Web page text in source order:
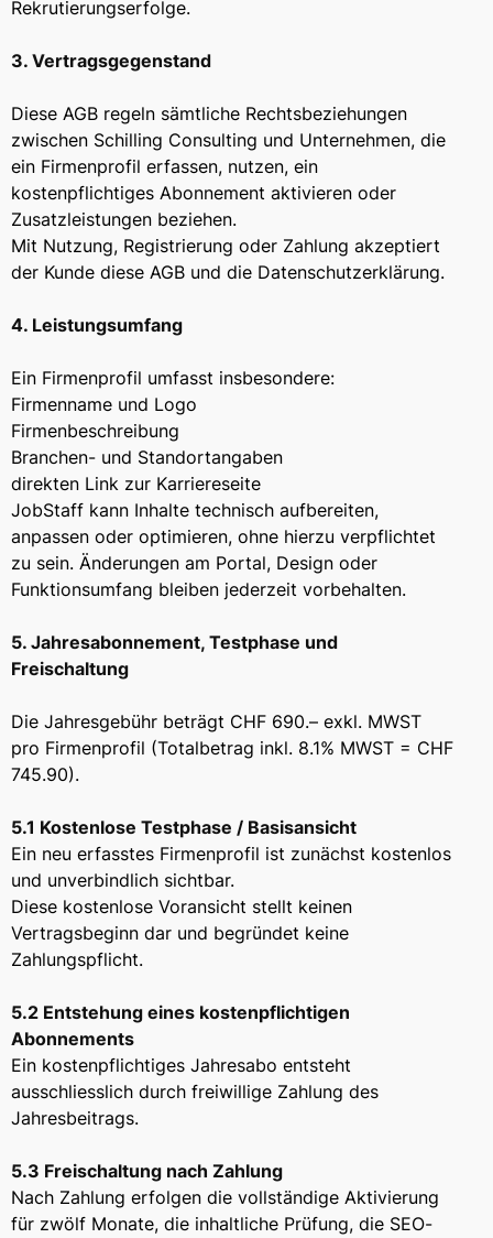
Rekrutierungserfolge.
3. Vertragsgegenstand
Diese AGB regeln sämtliche Rechtsbeziehungen
zwischen Schilling Consulting und Unternehmen, die
ein Firmenprofil erfassen, nutzen, ein
kostenpflichtiges Abonnement aktivieren oder
Zusatzleistungen beziehen.
Mit Nutzung, Registrierung oder Zahlung akzeptiert
der Kunde diese AGB und die Datenschutzerklärung.
4. Leistungsumfang
Ein Firmenprofil umfasst insbesondere:
Firmenname und Logo
Firmenbeschreibung
Branchen- und Standortangaben
direkten Link zur Karriereseite
JobStaff kann Inhalte technisch aufbereiten,
anpassen oder optimieren, ohne hierzu verpflichtet
zu sein. Änderungen am Portal, Design oder
Funktionsumfang bleiben jederzeit vorbehalten.
5. Jahresabonnement, Testphase und
Freischaltung
Die Jahresgebühr beträgt CHF 690.– exkl. MWST
pro Firmenprofil (Totalbetrag inkl. 8.1% MWST = CHF
745.90).
5.1 Kostenlose Testphase / Basisansicht
Ein neu erfasstes Firmenprofil ist zunächst kostenlos
und unverbindlich sichtbar.
Diese kostenlose Voransicht stellt keinen
Vertragsbeginn dar und begründet keine
Zahlungspflicht.
5.2 Entstehung eines kostenpflichtigen
Abonnements
Ein kostenpflichtiges Jahresabo entsteht
ausschliesslich durch freiwillige Zahlung des
Jahresbeitrags.
5.3 Freischaltung nach Zahlung
Nach Zahlung erfolgen die vollständige Aktivierung
für zwölf Monate, die inhaltliche Prüfung, die SEO-